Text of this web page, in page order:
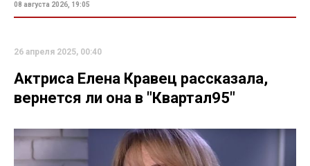
08 августа 2026, 19:05
26 апреля 2025, 00:40
Актриса Елена Кравец рассказала,
вернется ли она в "Квартал95"